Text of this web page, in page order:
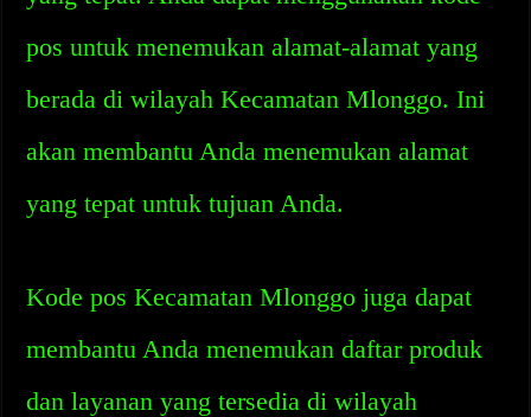
pos untuk menemukan alamat-alamat yang
berada di wilayah Kecamatan Mlonggo. Ini
akan membantu Anda menemukan alamat
yang tepat untuk tujuan Anda.
Kode pos Kecamatan Mlonggo juga dapat
membantu Anda menemukan daftar produk
dan layanan yang tersedia di wilayah